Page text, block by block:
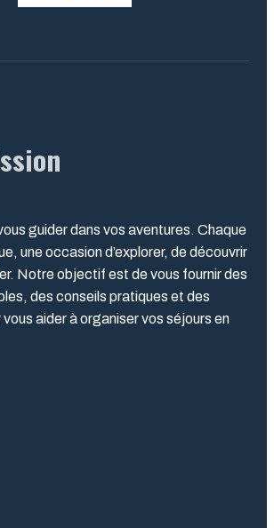
guider dans vos aventures. Chaque
une occasion d’explorer, de découvrir
Notre objectif est de vous fournir des
des conseils pratiques et des
aider à organiser vos séjours en